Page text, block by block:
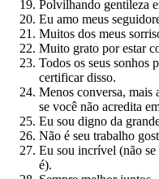
Polvilhando gentileza
Eu amo meus
Muitos dos meus
Muito grato por estar
Todos os seus sonhos
certificar disso.
Menos conversa, mais
se você não acredita
Eu sou digno da
Não é seu trabalho
Eu sou incrível (não
é).